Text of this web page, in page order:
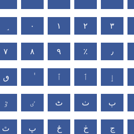
٠ ١ ٢ ٣
٧ ٨ ٩ ٪ ٫
ٯ ٱ ٲ ٳ
ٷ ٸ ٹ ٺ ٻ
ٿ ڀ ځ ڂ ڃ